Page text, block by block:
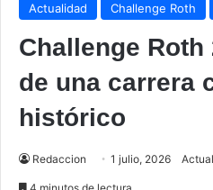
Actualidad Challenge Roth
Challenge
de una carrera
histórico
Redaccion 1 julio, 2026